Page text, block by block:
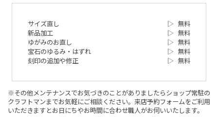
サイズ直し ▷
無料
新品加工
▷
無料
ゆがみのお直し
▷
無料
宝石のゆるみ・はずれ
▷
無料
刻印の追加や修正
▷ 無料
※その他メンテナンスでお気づきのことがありましたらショップ常駐の
クラフトマンまでお気軽にご相談ください。来店予約フォームをご利用
いただきますとお日にちやお時間に合わせ職人がお伺いいたします。